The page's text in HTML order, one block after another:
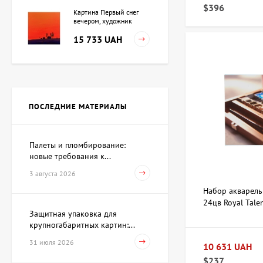
$396
Набор
24цв Royal
10 631 UAH
Картина Первый снег
вечером, художник
15 733 UAH
Цена по
Скульптура Поиск себя,
Акварель Заговор Амура и
Венеры, художник Павлов
ПОСЛЕДНИЕ МАТЕРИАЛЫ
Палеты и пломбирование:
новые требования к...
3 августа 2026
Защитная упаковка для
крупногабаритных картин:...
31 июля 2026